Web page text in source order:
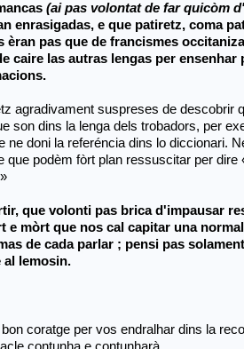
(ai pas volontat de far quicòm
enrasigadas, e que patiretz, coma
èran pas que de francismes
caire las autras lengas per
agradivament suspreses de
son dins la lenga dels trobadors, per
ne doni la referéncia dins lo diccionari.
que podèm fòrt plan ressuscitar per
que volonti pas brica d'impausar
e mòrt que nos cal capitar una
de cada parlar ; pensi pas
al lemosin.
coratge per vos endralhar dins la